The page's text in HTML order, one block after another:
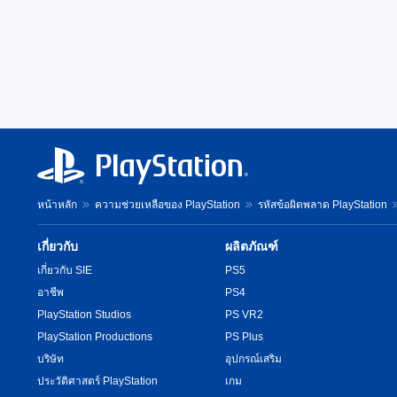
หน้าหลัก ความช่วยเหลือของ PlayStation รหัสข้อผิดพลาด PlayStation
เกี่ยวกับ
เกี่ยวกับ SIE
อาชีพ
PlayStation Studios
PlayStation Productions
บริษัท
ประวัติศาสตร์ PlayStation
ผลิตภัณฑ์
PS5
PS4
PS VR2
PS Plus
อุปกรณ์เสริม
เกม